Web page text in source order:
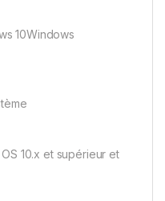
10Windows
10.x et supérieur et